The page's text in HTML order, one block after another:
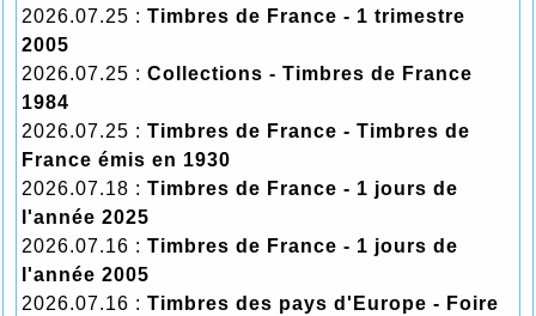
2026.07.25 : Timbres de France - 1 trimestre
2005
2026.07.25 : Collections - Timbres de France
1984
2026.07.25 : Timbres de France - Timbres de
France émis en 1930
2026.07.18 : Timbres de France - 1 jours de
l'année 2025
2026.07.16 : Timbres de France - 1 jours de
l'année 2005
2026.07.16 : Timbres des pays d'Europe - Foire